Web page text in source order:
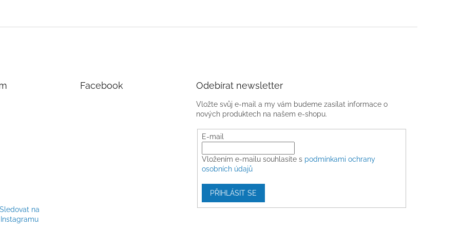
Sledovat na
Instagramu
Facebook Odebírat newsletter
Vložte svůj e-mail a my vám budeme zasílat informace o
nových produktech na našem e-shopu.
E-mail
Vložením e-mailu souhlasíte s podmínkami ochrany
osobních údajů
PŘIHLÁSIT SE